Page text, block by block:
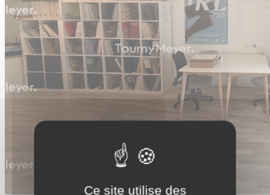
Ce site utilise des